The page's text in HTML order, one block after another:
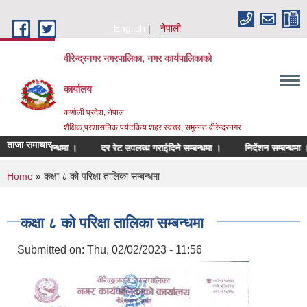
English
नेपाली
वीरेन्द्रनगर नगरपालिका, नगर कार्यपालिकाको
कार्यालय
कर्णाली प्रदेश, नेपाल
शैक्षिक,प्रशासनिक,पर्यटकिय शहर स्वच्छ, समुन्नत वीरेन्द्रनगर
ताजा समाचार
गर्ने सम्बन्धमा । दर रेट उपलब्ध गराईदिने सम्बन्धमा । निर्देशन सम्बन्धमा ।
You are here
Home » कक्षा ८ को परिक्षा तालिका सम्बन्धमा
कक्षा ८ को परिक्षा तालिका सम्बन्धमा
Submitted on: Thu, 02/02/2023 - 11:56